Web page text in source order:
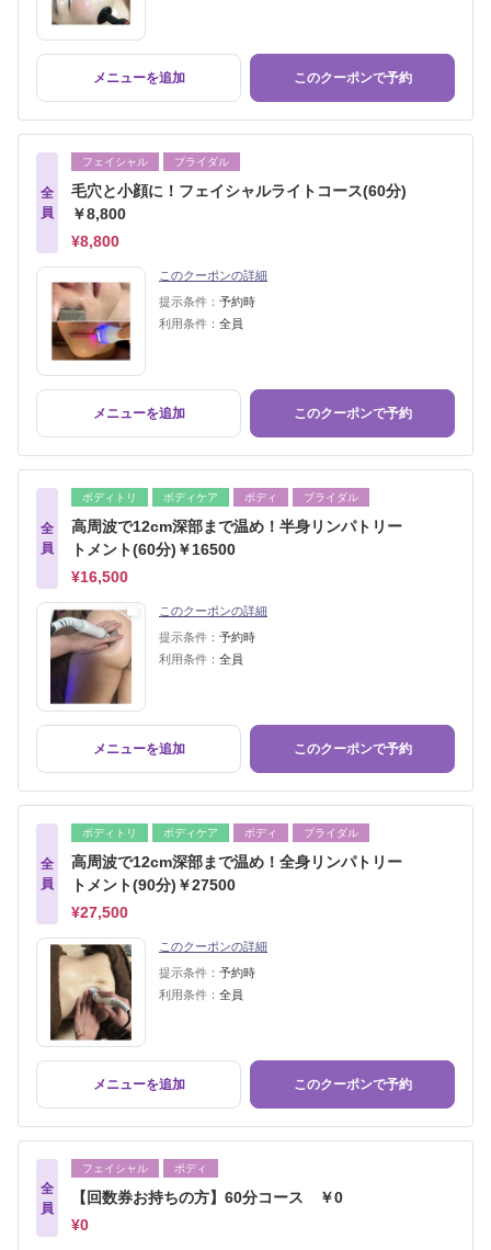
メニューを追加 このクーポンで予約
全
員
フェイシャル ブライダル
毛穴と小顔に！フェイシャルライトコース(60分)
￥8,800
¥8,800
このクーポンの詳細
提示条件： 予約時
利用条件： 全員
メニューを追加 このクーポンで予約
全
員
ボディトリ ボディケア ボディ ブライダル
高周波で12cm深部まで温め！半身リンパトリー
トメント(60分)￥16500
¥16,500
このクーポンの詳細
提示条件： 予約時
利用条件： 全員
メニューを追加 このクーポンで予約
全
員
ボディトリ ボディケア ボディ ブライダル
高周波で12cm深部まで温め！全身リンパトリー
トメント(90分)￥27500
¥27,500
このクーポンの詳細
提示条件： 予約時
利用条件： 全員
メニューを追加 このクーポンで予約
全
員
フェイシャル ボディ
【回数券お持ちの方】60分コース ￥0
¥0